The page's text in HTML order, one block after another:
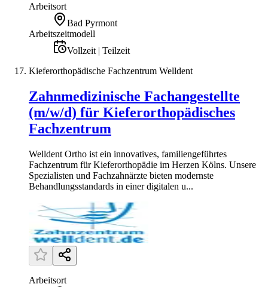
Arbeitsort
Bad Pyrmont
Arbeitszeitmodell
Vollzeit | Teilzeit
Kieferorthopädische Fachzentrum Welldent
Zahnmedizinische Fachangestellte
(m/w/d) für Kieferorthopädisches
Fachzentrum
Welldent Ortho ist ein innovatives, familiengeführtes
Fachzentrum für Kieferorthopädie im Herzen Kölns. Unsere
Spezialisten und Fachzahnärzte bieten modernste
Behandlungsstandards in einer digitalen u...
Arbeitsort